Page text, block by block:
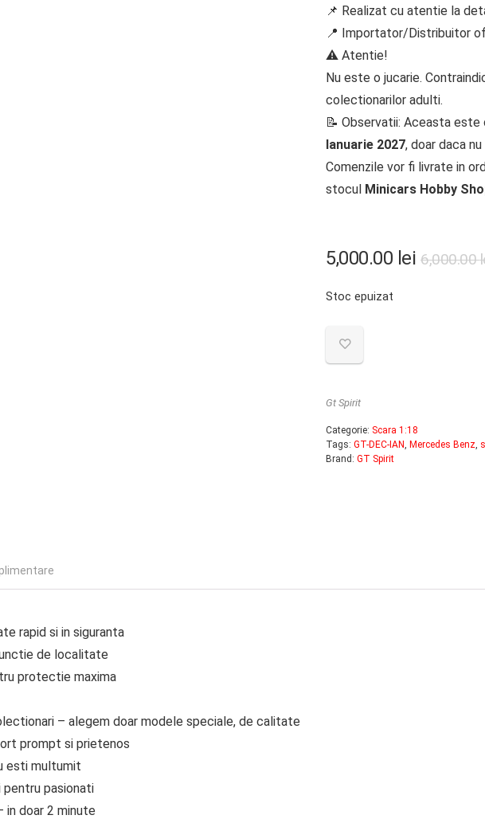
📌 Realizat cu atentie la
📍 Importator/Distribuitor
⚠️ Atentie!
Nu este o jucarie.
colectionarilor adulti.
📝 Observatii: Aceasta este
Ianuarie 2027, doar daca
Comenzile vor fi livrate in
stocul Minicars Hobby
6,000.00
5,000.00 lei
Stoc epuizat
Gt Spirit
Categorie: Scara 1:18
Tags: GT-DEC-IAN, Mercedes Benz,
Brand: GT Spirit
rapid si in siguranta
de localitate
protectie maxima
– alegem doar modele speciale, de calitate
prompt si prietenos
esti multumit
pasionati
in doar 2 minute